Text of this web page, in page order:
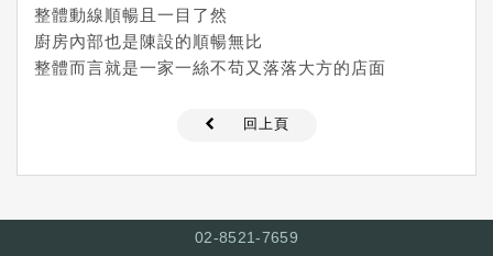
整體動線順暢且一目了然
廚房內部也是陳設的順暢無比
整體而言就是一家一絲不苟又落落大方的店面
回上頁
02-8521-7659